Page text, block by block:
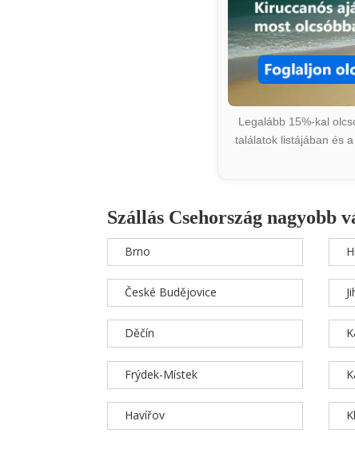
Legalább 15%-kal
találatok listájában és
Szállás Csehország nagyobb
Brno
České Budějovice
Děčín
Frýdek-Místek
Havířov